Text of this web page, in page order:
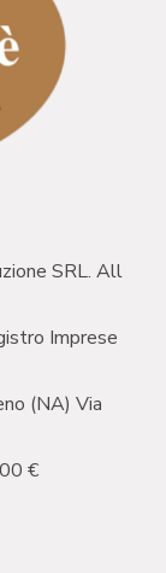
SRL. All
Imprese
(NA) Via
€